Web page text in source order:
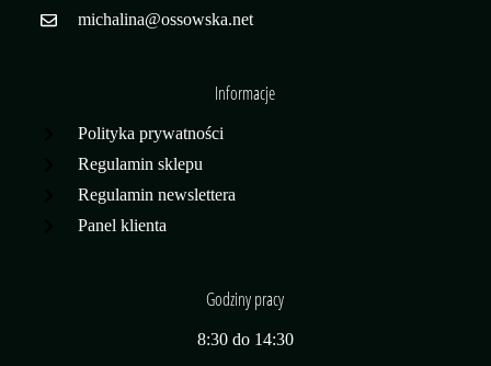
michalina@ossowska.net
Informacje
Polityka prywatności
Regulamin sklepu
Regulamin newslettera
Panel klienta
Godziny pracy
8:30 do 14:30